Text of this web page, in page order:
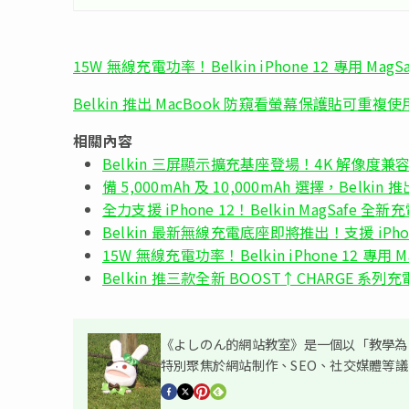
15W 無線充電功率！Belkin iPhone 12 專用
Belkin 推出 MacBook 防窺看螢幕保護貼可重複使
相關內容
Belkin 三屏顯示擴充基座登場！4K 解像度
備 5,000mAh 及 10,000mAh 選擇，Belkin
全力支援 iPhone 12！Belkin MagSafe 全新
Belkin 最新無線充電底座即將推出！支援
15W 無線充電功率！Belkin iPhone 12 專用
Belkin 推三款全新 BOOST↑CHARGE 系列
《よしのん的網站教室》是一個以「教學
特別聚焦於網站制作、SEO、社交媒體等